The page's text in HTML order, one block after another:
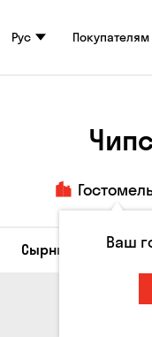
Рус Покупателям
Сырные закуски
Ваш